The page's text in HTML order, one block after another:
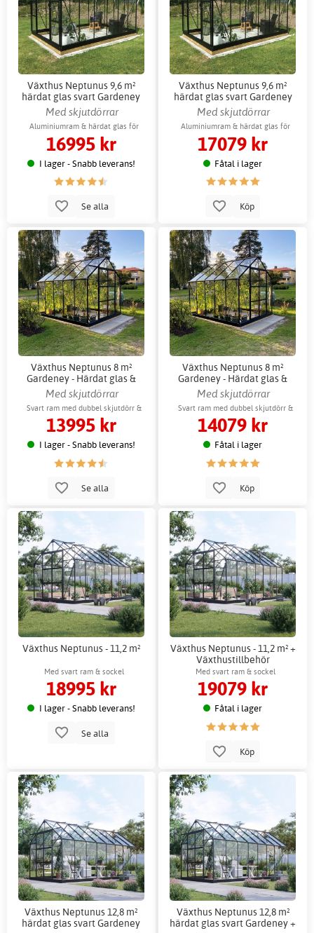
Växthus Neptunus 9,6 m²
härdat glas svart Gardeney
aluminium
Med skjutdörrar
Aluminiumram & härdat glas för
hållbarhet
16995 kr
I lager - Snabb leverans!
Se alla
Växthus Neptunus 9,6 m²
härdat glas svart Gardeney
aluminium + Växthustillbehör
Med skjutdörrar
Aluminiumram & härdat glas för
hållbarhet
17079 kr
Fåtal i lager
Köp
Växthus Neptunus 8 m²
Gardeney - Härdat glas &
aluminium
Med skjutdörrar
Svart ram med dubbel skjutdörr &
ventilationsfönster
13995 kr
I lager - Snabb leverans!
Se alla
Växthus Neptunus 8 m²
Gardeney - Härdat glas &
aluminium + Växthustillbehör
Med skjutdörrar
Svart ram med dubbel skjutdörr &
ventilationsfönster
14079 kr
Fåtal i lager
Köp
Växthus Neptunus - 11,2 m²
Med svart ram & sockel
18995 kr
I lager - Snabb leverans!
Se alla
Växthus Neptunus - 11,2 m² +
Växthustillbehör
Med svart ram & sockel
19079 kr
Fåtal i lager
Köp
Växthus Neptunus 12,8 m²
härdat glas svart Gardeney
Växthus Neptunus 12,8 m²
härdat glas svart Gardeney +